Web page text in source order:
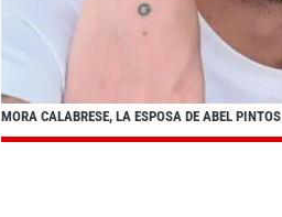
MORA CALABRESE, LA ESPOSA DE ABEL PINTOS